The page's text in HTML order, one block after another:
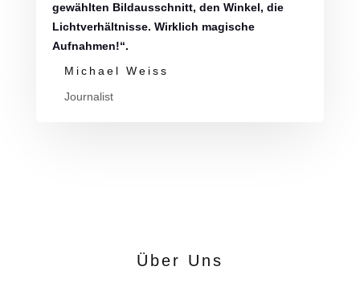
gewählten Bildausschnitt, den Winkel, die
Lichtverhältnisse. Wirklich magische
Aufnahmen!“.
Michael Weiss
Journalist
Über Uns